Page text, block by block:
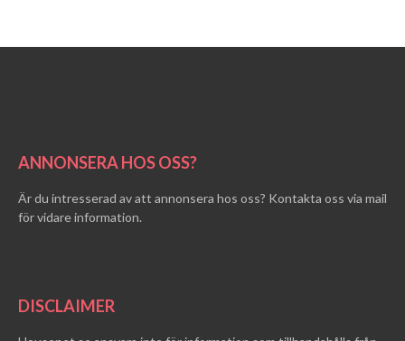
ANNONSERA HOS OSS?
Är du intresserad av att annonsera hos oss? Kontakta oss via mail
för vidare information.
DISCLAIMER